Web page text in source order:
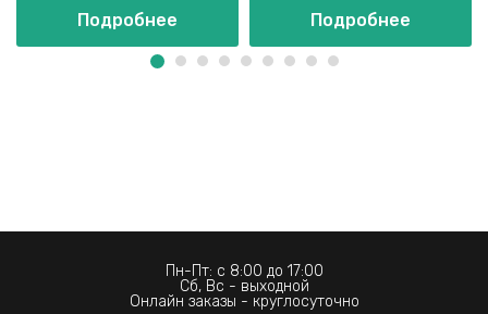
Подробнее Подробнее
Пн-Пт: с 8:00 до 17:00
Сб, Вс - выходной
Онлайн заказы - круглосуточно